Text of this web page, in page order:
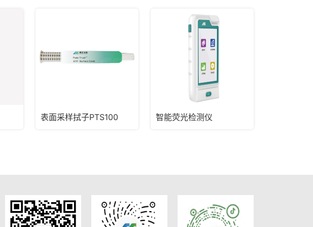
表面采样拭子PTS100 智能荧光检测仪